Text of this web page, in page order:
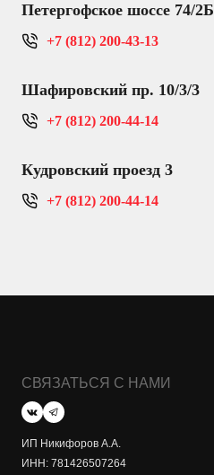
Петергофское шоссе 74/2Б
+7 (812) 200-43-13
Шафировский пр. 10/3/3
+7 (812) 200-44-14
Кудровский проезд 3
+7 (812) 200-44-14
СВЯЗАТЬСЯ С НАМИ
ИП Никифоров А.А.
ИНН: 781426507264